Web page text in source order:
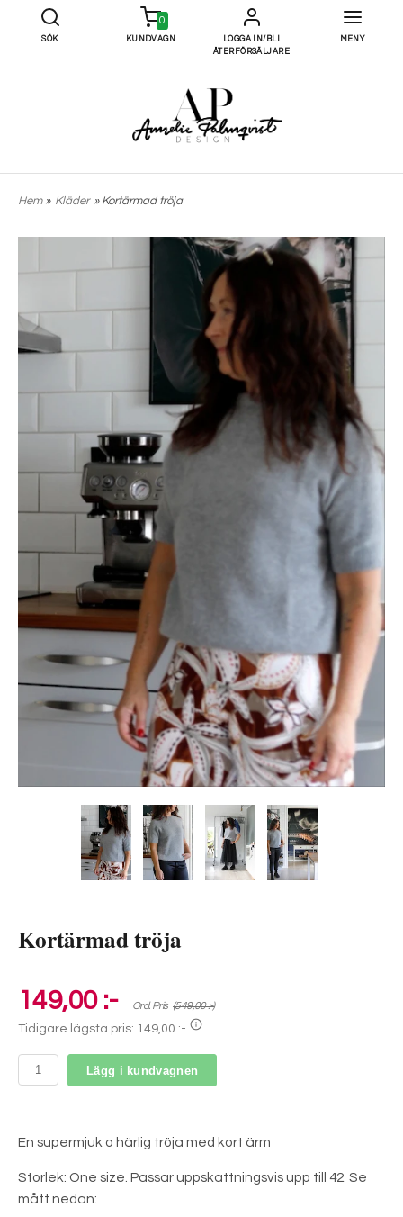
SÖK
0
KUNDVAGN
LOGGA IN/BLI
ÅTERFÖRSÄLJARE
MENY
Hem» Kläder » Kortärmad tröja
Kortärmad tröja
149,00 :- Ord. Pris (549,00 :-)
Tidigare lägsta pris: 149,00 :-
Lägg i kundvagnen
En supermjuk o härlig tröja med kort ärm
Storlek: One size. Passar uppskattningsvis upp till 42. Se
mått nedan: